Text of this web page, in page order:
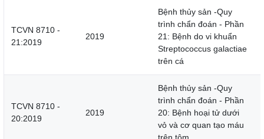
TCVN 8710 -
21:2019
2019
Bệnh thủy sản -Quy
trình chẩn đoán - Phần
21: Bệnh do vi khuẩn
Streptococcus galactiae
trên cá
TCVN 8710 -
20:2019
2019
Bệnh thủy sản -Quy
trình chẩn đoán - Phần
20: Bệnh hoại tử dưới
vỏ và cơ quan tạo máu